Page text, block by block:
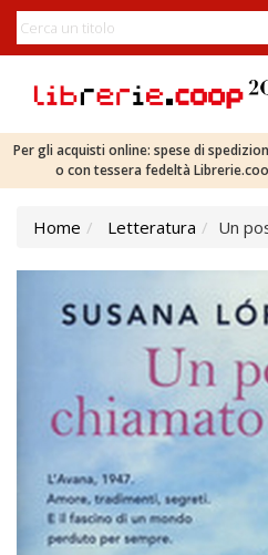
Per gli acquisti online: spese di
o con tessera fedeltà
Home Letteratura Un